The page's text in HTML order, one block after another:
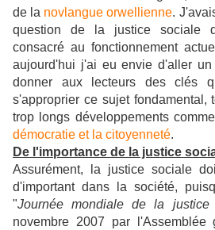
de la novlangue orwellienne.
question de la justice sociale
consacré au fonctionnement
aujourd'hui j'ai eu envie d'aller
donner aux lecteurs des clés
s'approprier ce sujet fondamental,
trop longs développements
démocratie et la citoyenneté.
De l'importance de la justice
Assurément, la justice sociale
d'important dans la société,
"Journée mondiale de la justice
novembre 2007 par